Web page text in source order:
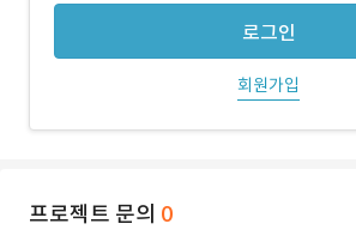
로그인
회원가입
프로젝트 문의 0